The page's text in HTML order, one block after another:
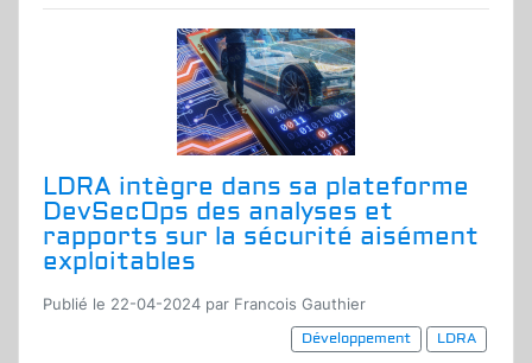
LDRA intègre dans sa plateforme
DevSecOps des analyses et
rapports sur la sécurité aisément
exploitables
Publié le 22-04-2024 par Francois Gauthier
Développement
LDRA